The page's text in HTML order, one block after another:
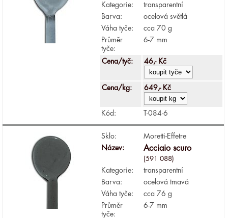
Kategorie:
transparentní
Barva:
ocelová světlá
Váha tyče:
cca 70 g
Průměr
tyče:
6-7 mm
Cena/tyč: 46,- Kč
Cena/kg: 649,- Kč
Kód: T-084-6
Sklo:
Moretti-Effetre
Název:
Acciaio scuro
(591 088)
Kategorie:
transparentní
Barva:
ocelová tmavá
Váha tyče:
cca 76 g
Průměr
tyče:
6-7 mm